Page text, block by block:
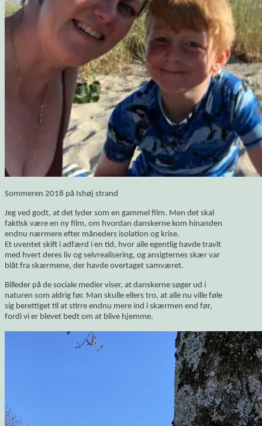
Sommeren 2018 på Ishøj strand
Jeg ved godt, at det lyder som en gammel film. Men det skal
faktisk være en ny film, om hvordan danskerne kom hinanden
endnu nærmere efter måneders isolation og krise.
Et uventet skift i adfærd i en tid, hvor alle egentlig havde travlt
med hvert deres liv og selvrealisering, og ansigternes skær var
blåt fra skærmene, der havde overtaget samværet.
Billeder på de sociale medier viser, at danskerne søger ud i
naturen som aldrig før. Man skulle ellers tro, at alle nu ville føle
sig berettiget til at stirre endnu mere ind i skærmen end før,
fordi vi er blevet bedt om at blive hjemme.